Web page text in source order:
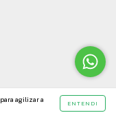
para agilizar a
ENTENDI